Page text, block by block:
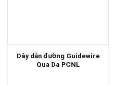
Dây dẫn đường Guidewire
Qua Da PCNL